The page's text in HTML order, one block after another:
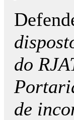
do
de